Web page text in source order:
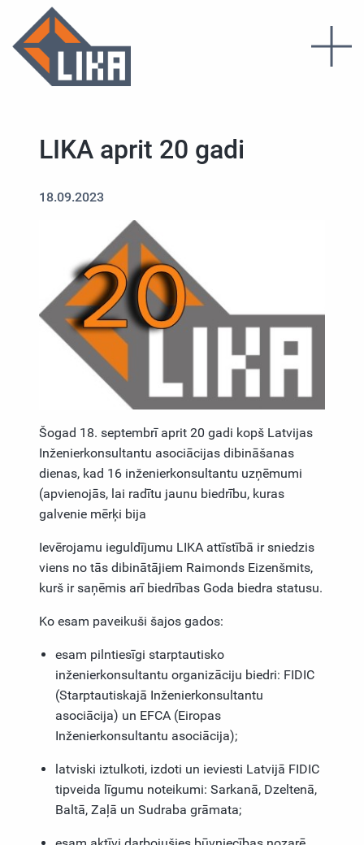
LIKA aprit 20 gadi
18.09.2023
Šogad 18. septembrī aprit 20 gadi kopš Latvijas
Inženierkonsultantu asociācijas dibināšanas
dienas, kad 16 inženierkonsultantu uzņēmumi
(apvienojās, lai radītu jaunu biedrību, kuras
galvenie mērķi bija
Ievērojamu ieguldījumu LIKA attīstībā ir sniedzis
viens no tās dibinātājiem Raimonds Eizenšmits,
kurš ir saņēmis arī biedrības Goda biedra statusu.
Ko esam paveikuši šajos gados:
esam pilntiesīgi starptautisko
inženierkonsultantu organizāciju biedri: FIDIC
(Starptautiskajā Inženierkonsultantu
asociācija) un EFCA (Eiropas
Inženierkonsultantu asociācija);
latviski iztulkoti, izdoti un ieviesti Latvijā FIDIC
tipveida līgumu noteikumi: Sarkanā, Dzeltenā,
Baltā, Zaļā un Sudraba grāmata;